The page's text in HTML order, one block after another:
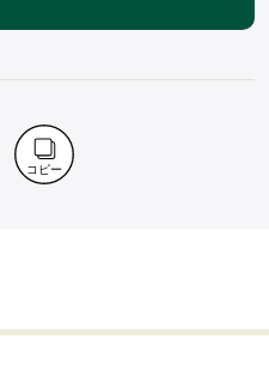
コピー